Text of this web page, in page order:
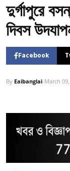
দুর্গাপুরে
দিবস
Facebook
By Eaibanglai-March